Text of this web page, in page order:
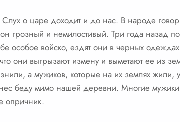
о царе доходит и до нас. В народе
грозный и немилостивый. Три года назад
особое войско, ездят они в черных
что они выгрызают измену и выметают ее из
а мужиков, которые на их землях
беду мимо нашей деревни. Многие мужики
опричник.